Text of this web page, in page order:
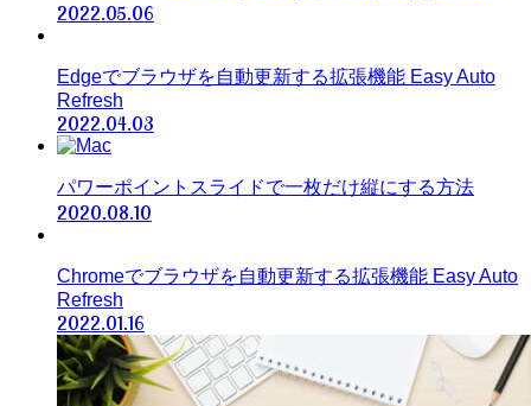
2022.05.06
Edgeでブラウザを自動更新する拡張機能 Easy Auto
Refresh
2022.04.03
パワーポイントスライドで一枚だけ縦にする方法
2020.08.10
Chromeでブラウザを自動更新する拡張機能 Easy Auto
Refresh
2022.01.16